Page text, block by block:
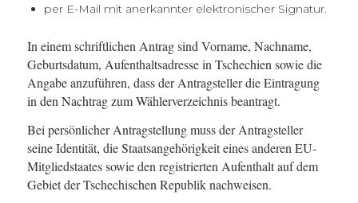
per E-Mail mit anerkannter elektronischer Signatur.
In einem schriftlichen Antrag sind Vorname, Nachname,
Geburtsdatum, Aufenthaltsadresse in Tschechien sowie die
Angabe anzuführen, dass der Antragsteller die Eintragung
in den Nachtrag zum Wählerverzeichnis beantragt.
Bei persönlicher Antragstellung muss der Antragsteller
seine Identität, die Staatsangehörigkeit eines anderen EU-
Mitgliedstaates sowie den registrierten Aufenthalt auf dem
Gebiet der Tschechischen Republik nachweisen.